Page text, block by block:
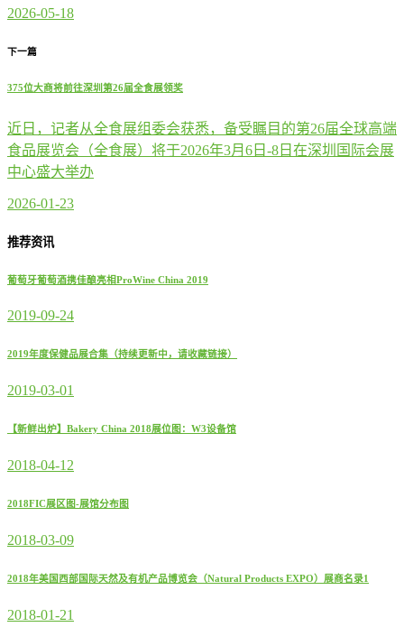
2026-05-18
下一篇
375位大商将前往深圳第26届全食展领奖
近日，记者从全食展组委会获悉，备受瞩目的第26届全球高端
食品展览会（全食展）将于2026年3月6日-8日在深圳国际会展
中心盛大举办
2026-01-23
推荐资讯
葡萄牙葡萄酒携佳酿亮相ProWine China 2019
2019-09-24
2019年度保健品展合集（持续更新中，请收藏链接）
2019-03-01
【新鲜出炉】Bakery China 2018展位图：W3设备馆
2018-04-12
2018FIC展区图-展馆分布图
2018-03-09
2018年美国西部国际天然及有机产品博览会（Natural Products EXPO）展商名录1
2018-01-21